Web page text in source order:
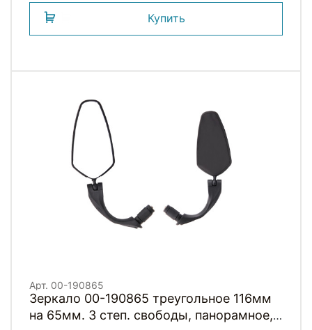
Купить
Арт. 00-190865
Зеркало 00-190865 треугольное 116мм
на 65мм. 3 степ. свободы, панорамное,